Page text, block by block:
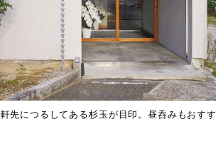
先につるしてある杉玉が目印。昼呑みもおすす